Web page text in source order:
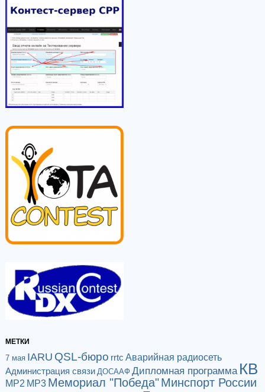
МЕТКИ
7 мая IARU QSL-бюро rrtc Аварийная радиосеть
Администрация связи ДОСААФ Дипломная программа КВ
МР2 МР3 Мемориал "Победа"Минспорт России